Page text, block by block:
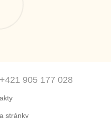
+421 905 177 028
stránky